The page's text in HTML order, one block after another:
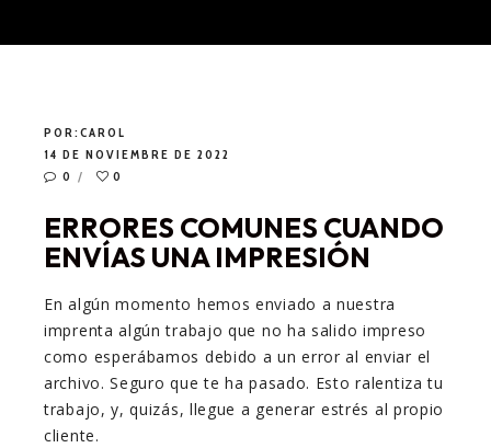
POR:CAROL
14 DE NOVIEMBRE DE 2022
0
0
ERRORES COMUNES CUANDO
ENVÍAS UNA IMPRESIÓN
En algún momento hemos enviado a nuestra
imprenta algún trabajo que no ha salido impreso
como esperábamos debido a un error al enviar el
archivo. Seguro que te ha pasado. Esto ralentiza tu
trabajo, y, quizás, llegue a generar estrés al propio
cliente.